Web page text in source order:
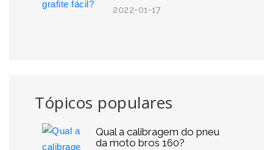
2022-01-17
Tópicos populares
Qual a calibragem do pneu
da moto bros 160?